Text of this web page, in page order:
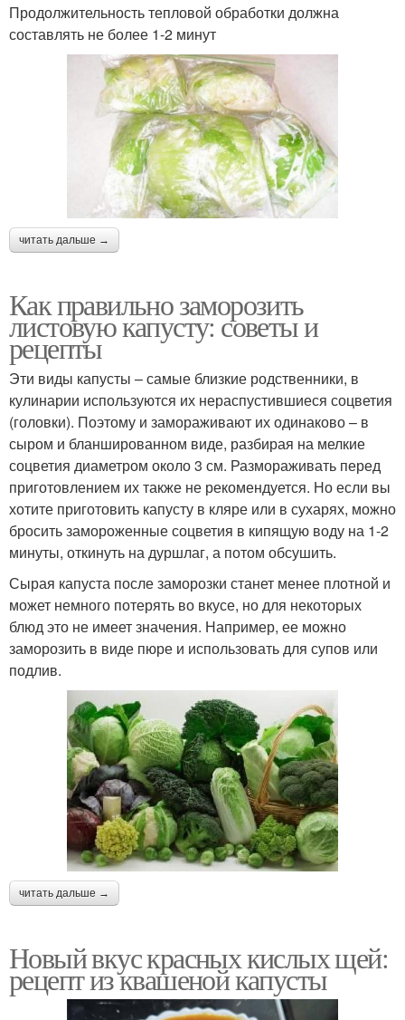
Продолжительность тепловой обработки должна
составлять не более 1-2 минут
читать дальше →
Как правильно заморозить
листовую капусту: советы и
рецепты
Эти виды капусты – самые близкие родственники, в
кулинарии используются их нераспустившиеся соцветия
(головки). Поэтому и замораживают их одинаково – в
сыром и бланшированном виде, разбирая на мелкие
соцветия диаметром около 3 см. Размораживать перед
приготовлением их также не рекомендуется. Но если вы
хотите приготовить капусту в кляре или в сухарях, можно
бросить замороженные соцветия в кипящую воду на 1-2
минуты, откинуть на дуршлаг, а потом обсушить.
Сырая капуста после заморозки станет менее плотной и
может немного потерять во вкусе, но для некоторых
блюд это не имеет значения. Например, ее можно
заморозить в виде пюре и использовать для супов или
подлив.
читать дальше →
Новый вкус красных кислых щей:
рецепт из квашеной капусты